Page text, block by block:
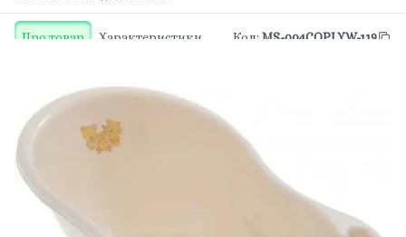
Про товар Характеристики Код: MS-004COPLYW-119